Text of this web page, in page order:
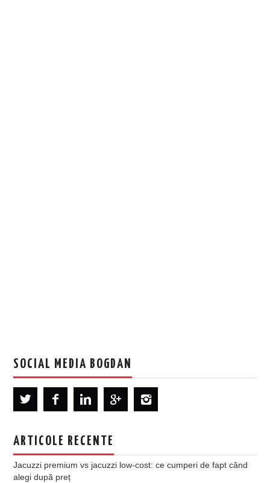
SOCIAL MEDIA BOGDAN
ARTICOLE RECENTE
Jacuzzi premium vs jacuzzi low-cost: ce cumperi de fapt când
alegi după preț